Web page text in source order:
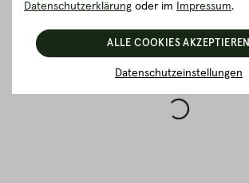
Datenschutzerklärung oder im Impressum.
Datenschutzeinstellungen
ALLE COOKIES AKZEPTIEREN